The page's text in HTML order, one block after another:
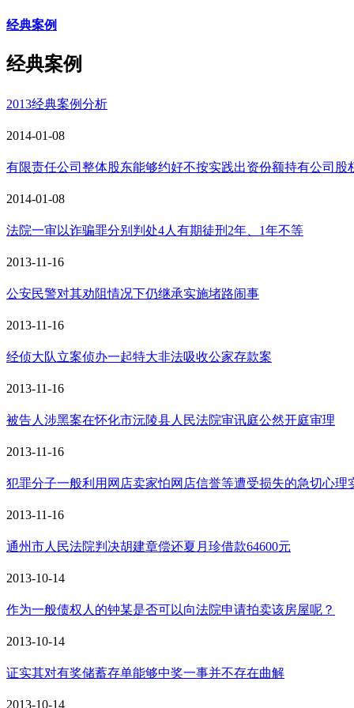
经典案例
经典案例
2013经典案例分析
2014-01-08
有限责任公司整体股东能够约好不按实践出资份额持有公司股
2014-01-08
法院一审以诈骗罪分别判处4人有期徒刑2年、1年不等
2013-11-16
公安民警对其劝阻情况下仍继承实施堵路闹事
2013-11-16
经侦大队立案侦办一起特大非法吸收公家存款案
2013-11-16
被告人涉黑案在怀化市沅陵县人民法院审讯庭公然开庭审理
2013-11-16
犯罪分子一般利用网店卖家怕网店信誉等遭受损失的急切心理
2013-11-16
通州市人民法院判决胡建章偿还夏月珍借款64600元
2013-10-14
作为一般债权人的钟某是否可以向法院申请拍卖该房屋呢？
2013-10-14
证实其对有奖储蓄存单能够中奖一事并不存在曲解
2013-10-14